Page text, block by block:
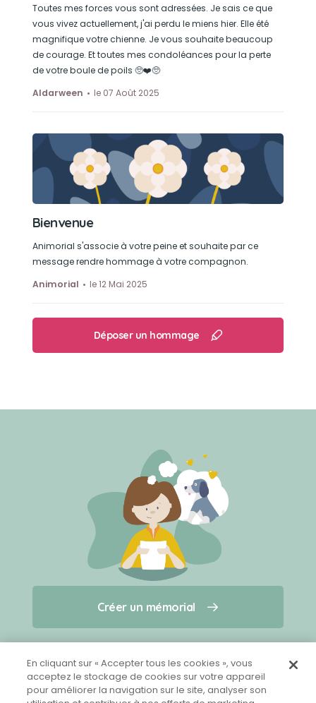
Créer un mémorial
Qui sommes-nous ?
Nous contacter
Toutes mes forces vous sont adressées. Je sais ce que
vous vivez actuellement, j'ai perdu le miens hier. Elle été
magnifique votre chienne. Je vous souhaite beaucoup
de courage. Et toutes mes condoléances pour la perte
de votre boule de poils 🥺❤️🥺
Aldarween
le 07 Août 2025
Bienvenue
Animorial s'associe à votre peine et souhaite par ce
message rendre hommage à votre compagnon.
Animorial
le 12 Mai 2025
Déposer un hommage
Créer un mémorial
En cliquant sur « Accepter tous les cookies », vous
acceptez le stockage de cookies sur votre appareil
pour améliorer la navigation sur le site, analyser son